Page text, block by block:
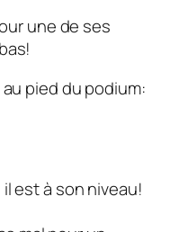
une de ses
pied du podium:
il est à son niveau!